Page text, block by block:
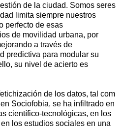
de la ciudad. Somos seres
limita siempre nuestros
perfecto de esas
de movilidad urbana, por
a través de
predictiva para modular su
su nivel de acierto es
de los datos, tal com
Sociofobia, se ha infiltrado en
científico-tecnológicas, en los
los estudios sociales en una